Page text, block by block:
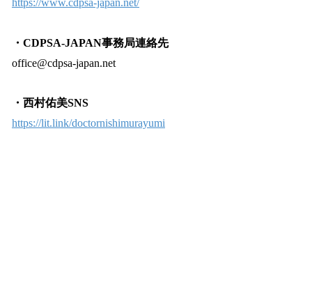
https://www.cdpsa-japan.net/
・CDPSA-JAPAN事務局連絡先
office@cdpsa-japan.net
・西村佑美SNS
https://lit.link/doctornishimurayumi